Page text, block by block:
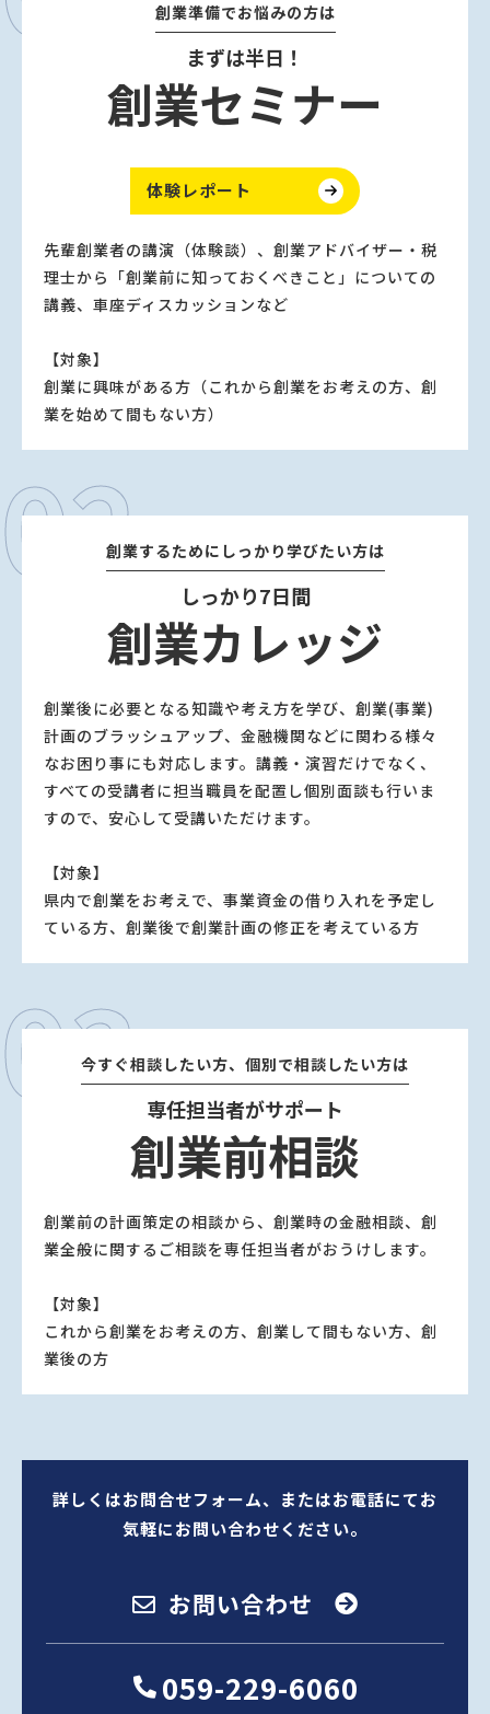
創業準備でお悩みの⽅は
まずは半⽇！
創業セミナー
体験レポート
先輩創業者の講演（体験談）、創業アドバイザー・税
理士から「創業前に知っておくべきこと」についての
講義、車座ディスカッションなど
【対象】
創業に興味がある⽅（これから創業をお考えの⽅、創
業を始めて間もない⽅）
02創業するためにしっかり学びたい⽅は
しっかり7⽇間
創業カレッジ
創業後に必要となる知識や考え⽅を学び、創業(事業)
計画のブラッシュアップ、⾦融機関などに関わる様々
なお困り事にも対応します。講義‧演習だけでなく、
すべての受講者に担当職員を配置し個別⾯談も⾏いま
すので、安⼼して受講いただけます。
【対象】
県内で創業をお考えで、事業資⾦の借り⼊れを予定し
ている⽅、創業後で創業計画の修正を考えている⽅
03今すぐ相談したい⽅、個別で相談したい⽅は
専任担当者がサポート
創業前相談
創業前の計画策定の相談から、創業時の⾦融相談、創
業全般に関するご相談を専任担当者がおうけします。
【対象】
これから創業をお考えの⽅、創業して間もない⽅、創
業後の⽅
詳しくはお問合せフォーム、またはお電話にてお
気軽にお問い合わせください。
お問い合わせ
059-229-6060